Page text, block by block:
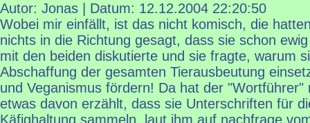
Autor: Jonas | Datum: 12.12.2004 22:20:50
Wobei mir einfällt, ist das nicht komisch, die
nichts in die Richtung gesagt, dass sie schon
mit den beiden diskutierte und sie fragte, warum
Abschaffung der gesamten Tierausbeutung
und Veganismus fördern! Da hat der "Wortführer"
etwas davon erzählt, dass sie Unterschriften für
Käfighaltung sammeln, laut ihm auf nachfrage